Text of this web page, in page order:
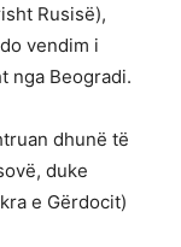
Rusisë),
vendim i
nga Beogradi.
dhunë të
duke
e Gërdocit)